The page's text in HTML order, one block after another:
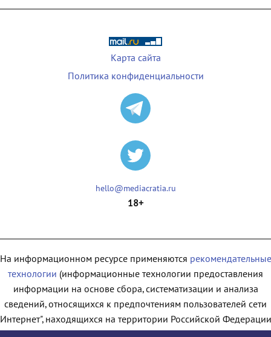
Карта сайта
Политика конфиденциальности
hello@mediacratia.ru
18+
На информационном ресурсе применяются рекомендательные
технологии (информационные технологии предоставления
информации на основе сбора, систематизации и анализа
сведений, относящихся к предпочтениям пользователей сети
находящихся на территории Российской